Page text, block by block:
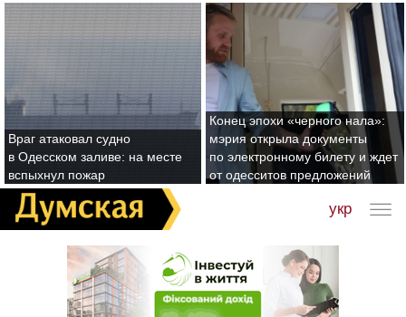
Враг атаковал судно
в Одесском заливе: на месте
вспыхнул пожар
Конец эпохи «черного нала»:
мэрия открыла документы
по электронному билету и ждет
от одесситов предложений
укр